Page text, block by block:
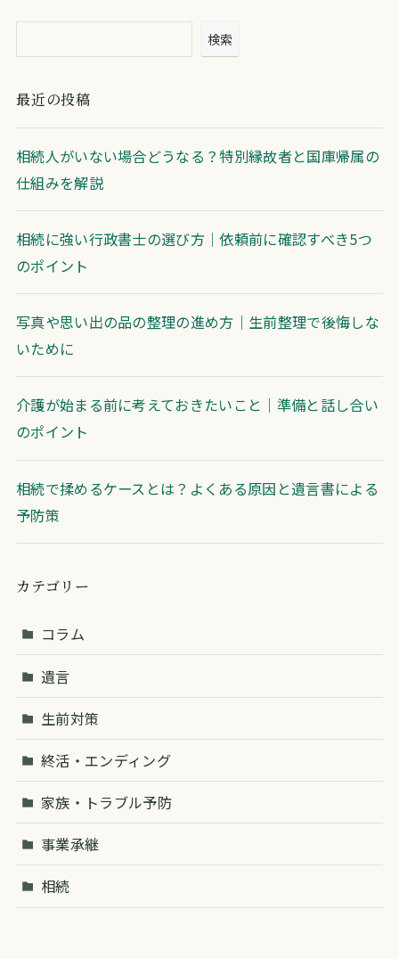
検索
最近の投稿
相続人がいない場合どうなる？特別縁故者と国庫帰属の
仕組みを解説
相続に強い行政書士の選び方｜依頼前に確認すべき5つ
のポイント
写真や思い出の品の整理の進め方｜生前整理で後悔しな
いために
介護が始まる前に考えておきたいこと｜準備と話し合い
のポイント
相続で揉めるケースとは？よくある原因と遺言書による
予防策
カテゴリー
コラム
遺言
生前対策
終活・エンディング
家族・トラブル予防
事業承継
相続